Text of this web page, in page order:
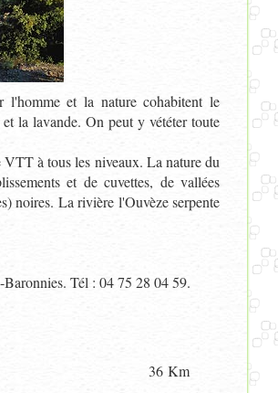
l'homme et la nature cohabitent le
la lavande. On peut y vététer toute
à tous les niveaux. La nature du
et de cuvettes, de vallées
noires. La rivière l'Ouvèze serpente
Tél : 04 75 28 04 59.
36 Km